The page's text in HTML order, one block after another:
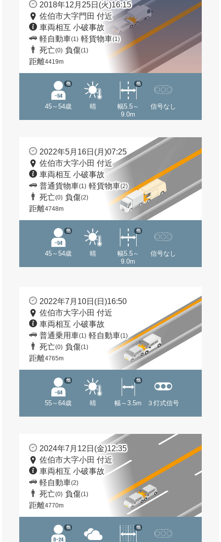
2018年12月25日(火)16:15
佐伯市大字門田 付近
車両相互 小破事故
軽自動車(1) 軽貨物車(1)
死亡(0) 負傷(1)
距離4419m
45～54歳
他
晴
幅5.5～
9.0m
他
信号なし
2022年5月16日(月)07:25
佐伯市大字小田 付近
車両相互 小破事故
普通貨物車(1) 軽貨物車(2)
死亡(0) 負傷(2)
距離4748m
45～54歳
他
晴
幅5.5～
9.0m
他
信号なし
2022年7月10日(日)16:50
佐伯市大字小田 付近
車両相互 小破事故
普通乗用車(1) 軽自動車(1)
死亡(0) 負傷(1)
距離4765m
55～64歳
他
晴 幅～3.5m
他
３灯式信号
2024年7月12日(金)12:35
佐伯市大字小田 付近
車両相互 小破事故
軽自動車(2)
死亡(0) 負傷(1)
距離4770m
他 他